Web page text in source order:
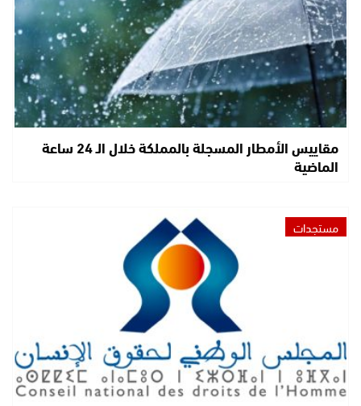
مقاييس الأمطار المسجلة بالمملكة خلال الـ 24 ساعة
الماضية
مستجدات